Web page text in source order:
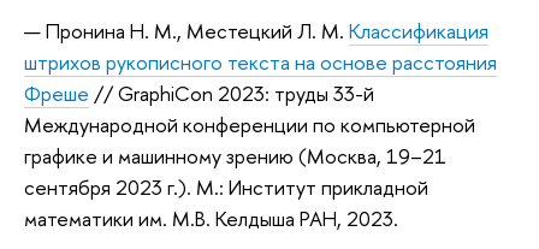
Пронина Н. М., Местецкий Л. М. Классификация
штрихов рукописного текста на основе расстояния
Фреше // GraphiCon 2023: труды 33-й
Международной конференции по компьютерной
графике и машинному зрению (Москва, 19–21
сентября 2023 г.). М.: Институт прикладной
математики им. М.В. Келдыша РАН, 2023.